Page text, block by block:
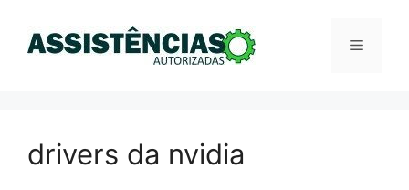
Menu
drivers da nvidia